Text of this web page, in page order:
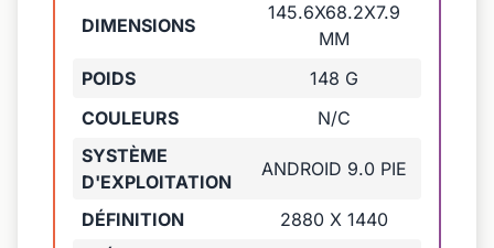
DIMENSIONS
145.6X68.2X7.9
MM
POIDS
148 G
COULEURS
N/C
SYSTÈME
D'EXPLOITATION
ANDROID 9.0 PIE
DÉFINITION
2880 X 1440